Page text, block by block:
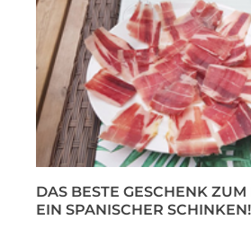
DAS BESTE GESCHENK ZUM
EIN SPANISCHER SCHINKEN!